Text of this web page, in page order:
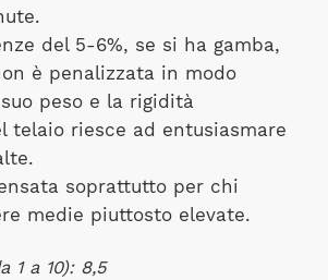
del 5-6%, se si ha gamba,
è penalizzata in modo
peso e la rigidità
telaio riesce ad entusiasmare
soprattutto per chi
medie piuttosto elevate.
1 a 10): 8,5